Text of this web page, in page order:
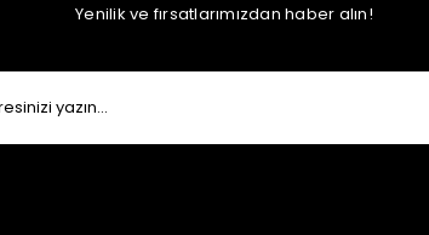
Yenilik ve fırsatlarımızdan haber alın!